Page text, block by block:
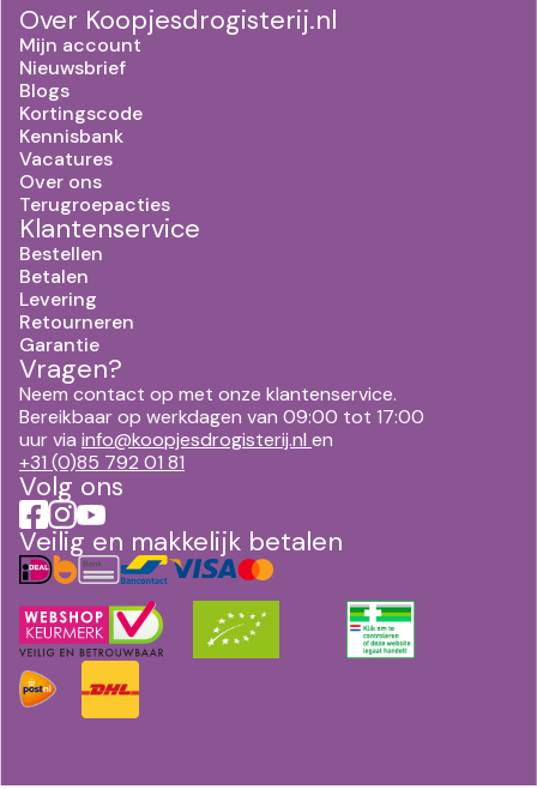
Over Koopjesdrogisterij.nl
Mijn account
Nieuwsbrief
Blogs
Kortingscode
Kennisbank
Vacatures
Over ons
Terugroepacties
Klantenservice
Bestellen
Betalen
Levering
Retourneren
Garantie
Vragen?
Neem contact op met onze klantenservice.
Bereikbaar op werkdagen van 09:00 tot 17:00
uur via info@koopjesdrogisterij.nl en
+31 (0)85 792 01 81
Volg ons
Veilig en makkelijk betalen